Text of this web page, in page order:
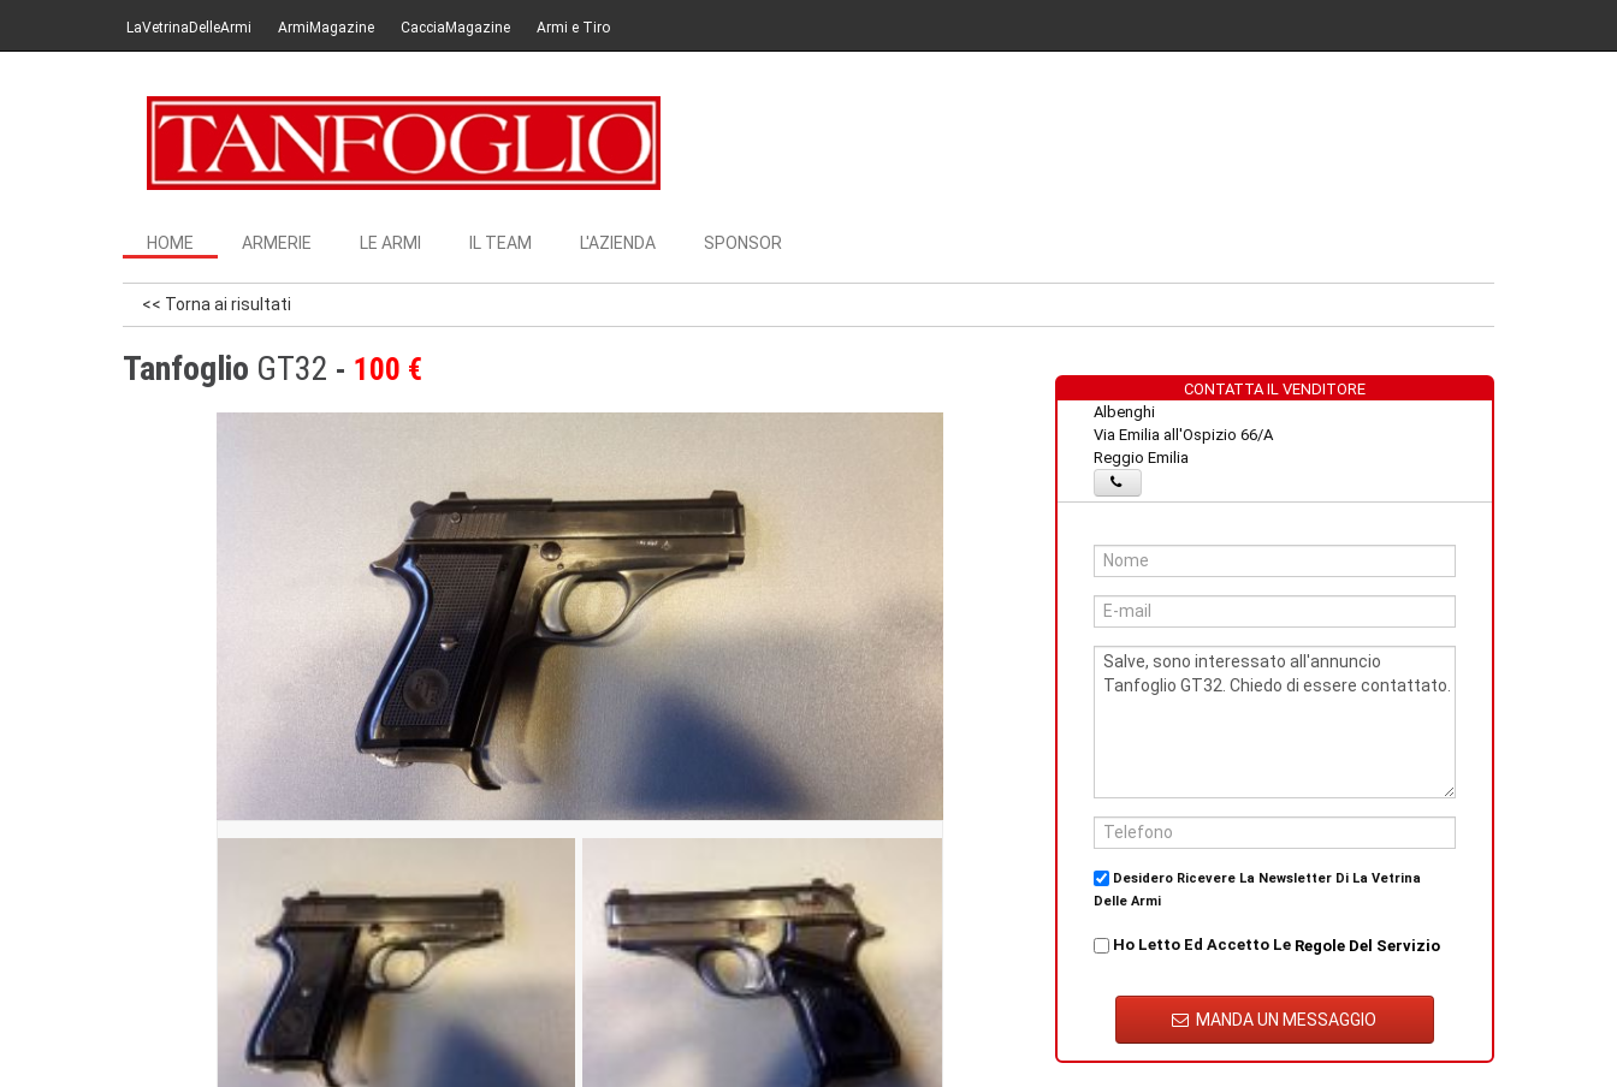
LaVetrinaDelleArmi ArmiMagazine CacciaMagazine Armi e Tiro
HOME ARMERIE LE ARMI IL TEAM L'AZIENDA SPONSOR
<< Torna ai risultati
Tanfoglio GT32 100 €
CONTATTA IL VENDITORE
Albenghi
Via Emilia all'Ospizio 66/A
Reggio Emilia
Desidero Ricevere La Newsletter Di La Vetrina
Delle Armi
Ho Letto Ed Accetto Le Regole Del Servizio
MANDA UN MESSAGGIO